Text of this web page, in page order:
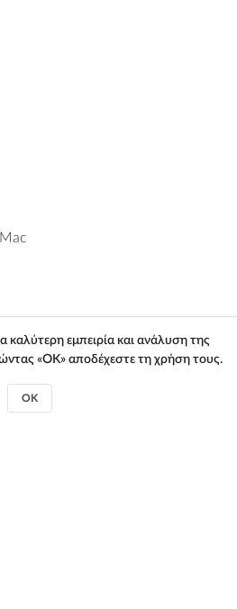
καλύτερη εμπειρία και ανάλυση της
«ΟΚ» αποδέχεστε τη χρήση τους.
OK